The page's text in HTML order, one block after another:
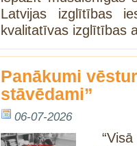
Latvijas izglītības
kvalitatīvas izglītības
Panākumi
stāvēdami”
06-07-2026